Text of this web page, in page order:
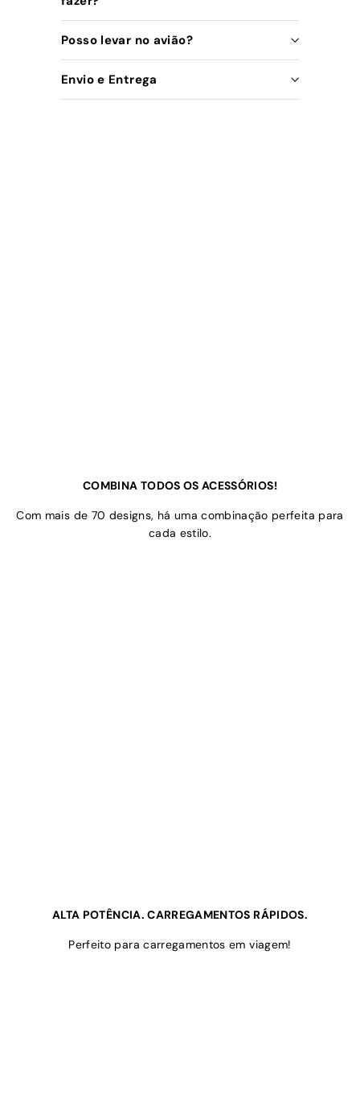
Posso levar no avião?
Envio e Entrega
COMBINA TODOS OS ACESSÓRIOS!
Com mais de 70 designs, há uma combinação perfeita para
cada estilo.
ALTA POTÊNCIA. CARREGAMENTOS RÁPIDOS.
Perfeito para carregamentos em viagem!